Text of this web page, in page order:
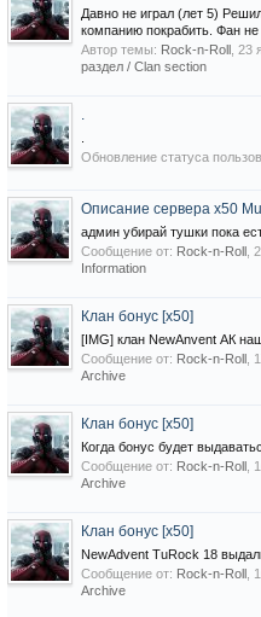
Давно не играл (лет 5)
компанию покрабить. Фан
Автор темы: Rock-n-Roll 23
раздел / Сlan section
.
Обновление статуса
Описание сервера х50
админ убирай тушки пока
Сообщение от: Rock-n-Roll
Information
Клан бонус [x50]
[IMG] клан NewAnvent АК
Сообщение от: Rock-n-Roll
Archive
Клан бонус [x50]
Когда бонус будет
Сообщение от: Rock-n-Roll
Archive
Клан бонус [x50]
NewAdvent TuRock 18
Сообщение от: Rock-n-Roll
Archive